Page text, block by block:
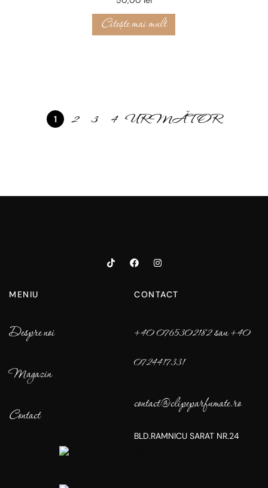
Citește mai mult
1 2 3 4 URMĂTOR
MENIU
Despre noi
Magazin
Contact
CONTACT
+40 0765302182 sau +40
0724417331
contact@clipeparfumate.ro
BLD.RAMNICU SARAT NR.24